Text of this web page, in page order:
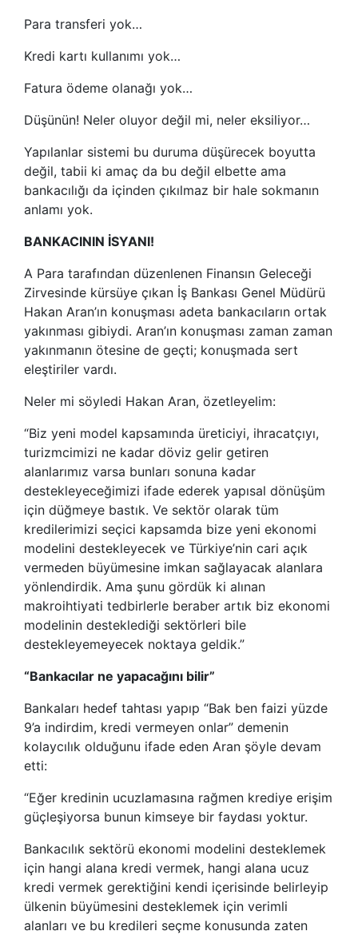
Para transferi yok…
Kredi kartı kullanımı yok…
Fatura ödeme olanağı yok…
Düşünün! Neler oluyor değil mi, neler eksiliyor…
Yapılanlar sistemi bu duruma düşürecek boyutta
değil, tabii ki amaç da bu değil elbette ama
bankacılığı da içinden çıkılmaz bir hale sokmanın
anlamı yok.
BANKACININ İSYANI!
A Para tarafından düzenlenen Finansın Geleceği
Zirvesinde kürsüye çıkan İş Bankası Genel Müdürü
Hakan Aran’ın konuşması adeta bankacıların ortak
yakınması gibiydi. Aran’ın konuşması zaman zaman
yakınmanın ötesine de geçti; konuşmada sert
eleştiriler vardı.
Neler mi söyledi Hakan Aran, özetleyelim:
“Biz yeni model kapsamında üreticiyi, ihracatçıyı,
turizmcimizi ne kadar döviz gelir getiren
alanlarımız varsa bunları sonuna kadar
destekleyeceğimizi ifade ederek yapısal dönüşüm
için düğmeye bastık. Ve sektör olarak tüm
kredilerimizi seçici kapsamda bize yeni ekonomi
modelini destekleyecek ve Türkiye’nin cari açık
vermeden büyümesine imkan sağlayacak alanlara
yönlendirdik. Ama şunu gördük ki alınan
makroihtiyati tedbirlerle beraber artık biz ekonomi
modelinin desteklediği sektörleri bile
destekleyemeyecek noktaya geldik.”
“Bankacılar ne yapacağını bilir”
Bankaları hedef tahtası yapıp “Bak ben faizi yüzde
9’a indirdim, kredi vermeyen onlar” demenin
kolaycılık olduğunu ifade eden Aran şöyle devam
etti:
“Eğer kredinin ucuzlamasına rağmen krediye erişim
güçleşiyorsa bunun kimseye bir faydası yoktur.
Bankacılık sektörü ekonomi modelini desteklemek
için hangi alana kredi vermek, hangi alana ucuz
kredi vermek gerektiğini kendi içerisinde belirleyip
ülkenin büyümesini desteklemek için verimli
alanları ve bu kredileri seçme konusunda zaten